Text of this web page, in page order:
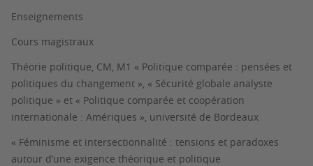
Enseignements
Cours magistraux
Théorie politique, CM, M1 « Politique comparée : pensées et
politiques du changement », « Sécurité globale analyste
politique » et « Politique comparée et coopération
internationale : Amériques », université de Bordeaux
« Féminisme et intersectionnalité : tensions et paradoxes
autour d’une exigence théorique et politique